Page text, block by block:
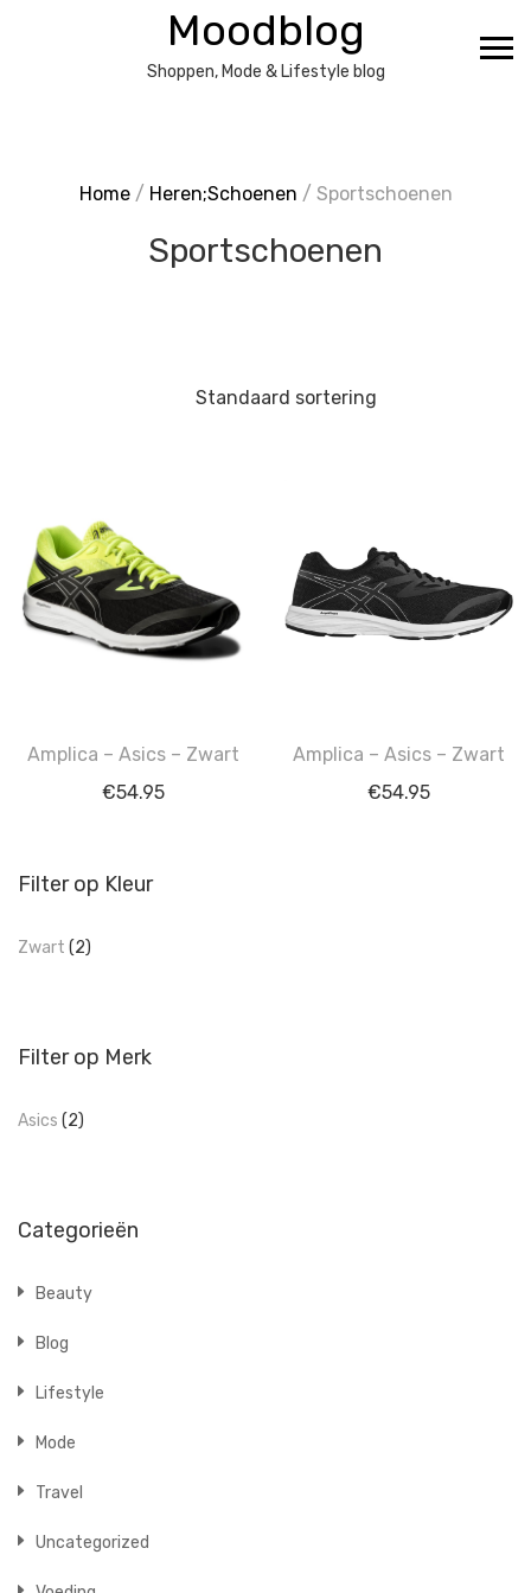
Moodblog
Shoppen, Mode & Lifestyle blog
Home/ Heren;Schoenen / Sportschoenen
Sportschoenen
Amplica – Asics – Zwart
€54.95
Amplica – Asics – Zwart
€54.95
Filter op Kleur
Zwart (2)
Filter op Merk
Asics (2)
Categorieën
Beauty
Blog
Lifestyle
Mode
Travel
Uncategorized